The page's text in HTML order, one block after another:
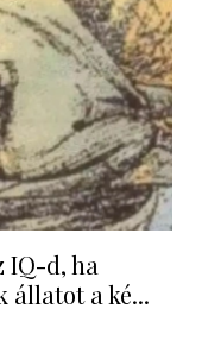
IQ-d, ha
állatot a ké...